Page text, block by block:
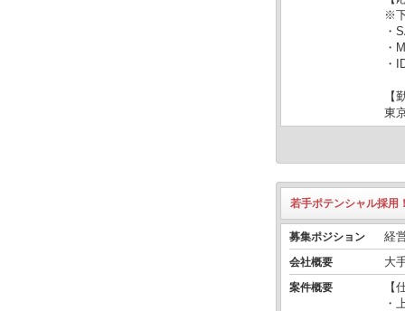
※
・
・
・
【
東
若手ポテンシャル採用
募集ポジション 経
会社概要 大
案件概要
【
・